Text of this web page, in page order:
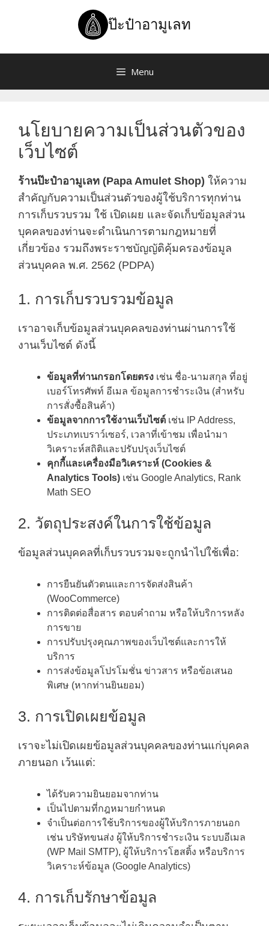
ป๊ะป๋าอามูเลท
Menu
นโยบายความเป็นส่วนตัวของ
เว็บไซต์
ร้านป๊ะป๋าอามูเลท (Papa Amulet Shop) ให้ความ
สำคัญกับความเป็นส่วนตัวของผู้ใช้บริการทุกท่าน
การเก็บรวบรวม ใช้ เปิดเผย และจัดเก็บข้อมูลส่วน
บุคคลของท่านจะดำเนินการตามกฎหมายที่
เกี่ยวข้อง รวมถึงพระราชบัญญัติคุ้มครองข้อมูล
ส่วนบุคคล พ.ศ. 2562 (PDPA)
1. การเก็บรวบรวมข้อมูล
เราอาจเก็บข้อมูลส่วนบุคคลของท่านผ่านการใช้
งานเว็บไซต์ ดังนี้
ข้อมูลที่ท่านกรอกโดยตรง เช่น ชื่อ-นามสกุล ที่อยู่
เบอร์โทรศัพท์ อีเมล ข้อมูลการชำระเงิน (สำหรับ
การสั่งซื้อสินค้า)
ข้อมูลจากการใช้งานเว็บไซต์ เช่น IP Address,
ประเภทเบราว์เซอร์, เวลาที่เข้าชม เพื่อนำมา
วิเคราะห์สถิติและปรับปรุงเว็บไซต์
คุกกี้และเครื่องมือวิเคราะห์ (Cookies &
Analytics Tools) เช่น Google Analytics, Rank
Math SEO
2. วัตถุประสงค์ในการใช้ข้อมูล
ข้อมูลส่วนบุคคลที่เก็บรวบรวมจะถูกนำไปใช้เพื่อ:
การยืนยันตัวตนและการจัดส่งสินค้า
(WooCommerce)
การติดต่อสื่อสาร ตอบคำถาม หรือให้บริการหลัง
การขาย
การปรับปรุงคุณภาพของเว็บไซต์และการให้
บริการ
การส่งข้อมูลโปรโมชั่น ข่าวสาร หรือข้อเสนอ
พิเศษ (หากท่านยินยอม)
3. การเปิดเผยข้อมูล
เราจะไม่เปิดเผยข้อมูลส่วนบุคคลของท่านแก่บุคคล
ภายนอก เว้นแต่:
ได้รับความยินยอมจากท่าน
เป็นไปตามที่กฎหมายกำหนด
จำเป็นต่อการใช้บริการของผู้ให้บริการภายนอก
เช่น บริษัทขนส่ง ผู้ให้บริการชำระเงิน ระบบอีเมล
(WP Mail SMTP), ผู้ให้บริการโฮสติ้ง หรือบริการ
วิเคราะห์ข้อมูล (Google Analytics)
4. การเก็บรักษาข้อมูล